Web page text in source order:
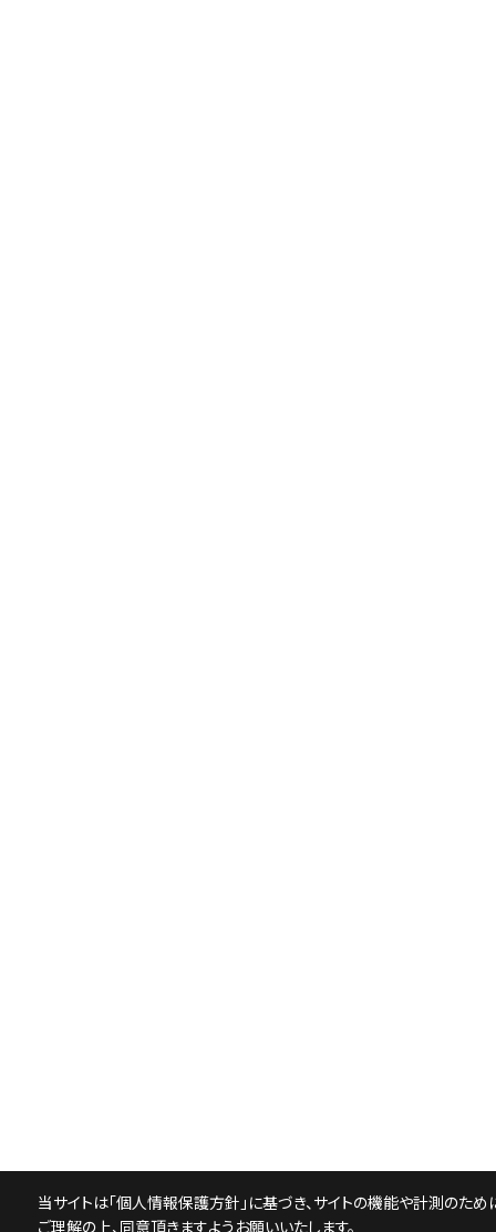
当サイトは「個人情報保護方針 」に基づき、サイトの機能や計測のた
ご理解の上、同意頂きますようお願いいたします。